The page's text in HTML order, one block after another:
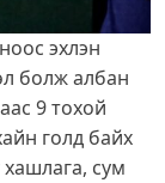
эхлэн
болж албан
9 тохой
голд байх
хашлага, сум